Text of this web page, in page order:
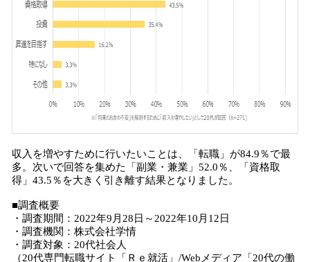
収入を増やすために行いたいことは、「転職」が84.9％で最
多。次いで回答を集めた「副業・兼業」52.0％、「資格取
得」43.5％を大きく引き離す結果となりました。
■調査概要
・調査期間：2022年9月28日～2022年10月12日
・調査機関：株式会社学情
・調査対象：20代社会人
（20代専門転職サイト「Ｒｅ就活」/Webメディア「20代の働